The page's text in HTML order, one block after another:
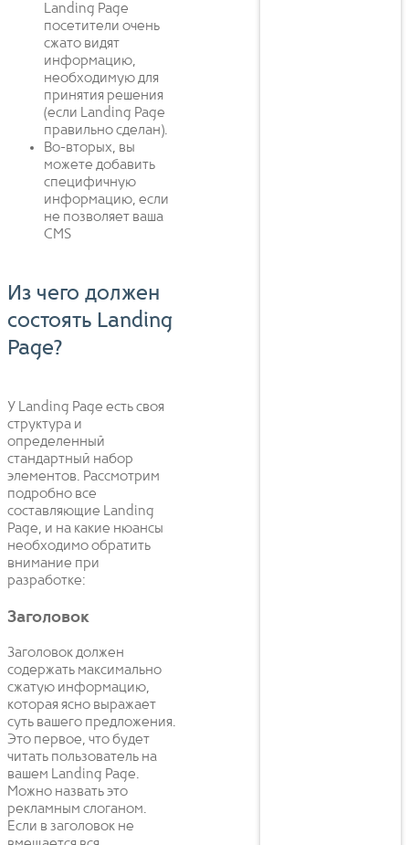
Landing Page
посетители очень
сжато видят
информацию,
необходимую для
принятия решения
(если Landing Page
правильно сделан).
Во-вторых, вы
можете добавить
специфичную
информацию, если
не позволяет ваша
CMS
Из чего должен
состоять Landing
Page?
У Landing Page есть своя
структура и
определенный
стандартный набор
элементов. Рассмотрим
подробно все
составляющие Landing
Page, и на какие нюансы
необходимо обратить
внимание при
разработке:
Заголовок
Заголовок должен
содержать максимально
сжатую информацию,
которая ясно выражает
суть вашего предложения.
Это первое, что будет
читать пользователь на
вашем Landing Page.
Можно назвать это
рекламным слоганом.
Если в заголовок не